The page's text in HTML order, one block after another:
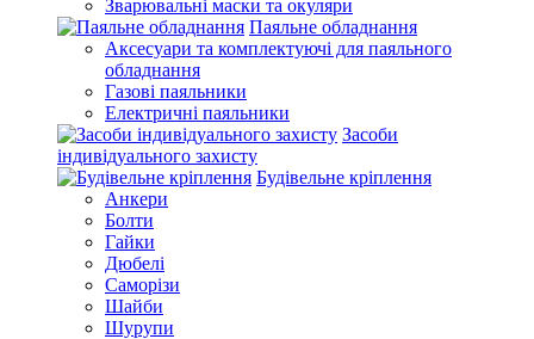
Зварювальні маски та окуляри
Паяльне обладнання
Аксесуари та комплектуючі для паяльного
обладнання
Газові паяльники
Електричні паяльники
Засоби
індивідуального захисту
Будівельне кріплення
Анкери
Болти
Гайки
Дюбелі
Саморізи
Шайби
Шурупи